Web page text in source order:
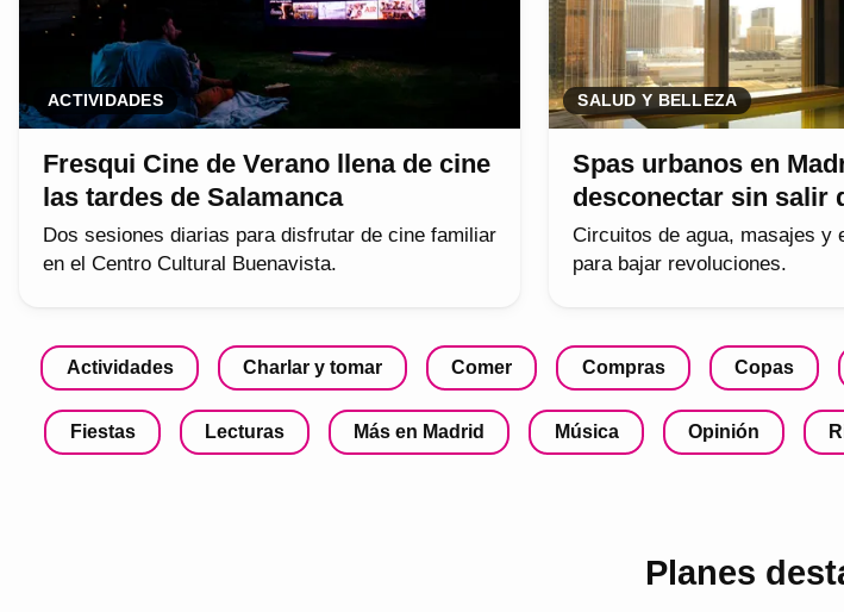
ACTIVIDADES
Fresqui Cine de Verano llena de cine
las tardes de Salamanca
Dos sesiones diarias para disfrutar de cine familiar
en el Centro Cultural Buenavista.
SALUD Y BELLEZA
Spas urbanos en
desconectar sin salir
Circuitos de agua, masajes y
para bajar revoluciones.
Actividades Charlar y tomar Comer Compras Copas
Fiestas Lecturas Más en Madrid Música Opinión
Planes